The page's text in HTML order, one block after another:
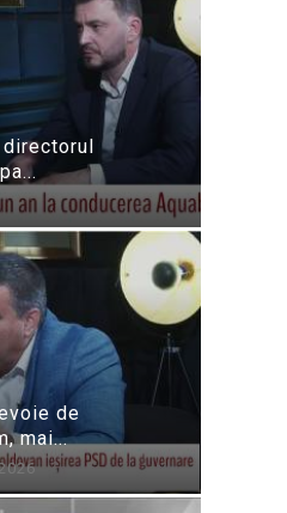
directorul
de
mai...